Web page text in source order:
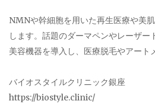
NMNや幹細胞を用いた再生医療や美
します。話題のダーマペンやレーザー
美容機器を導入し、医療脱毛やアート
バイオスタイルクリニック銀座
https://biostyle.clinic/